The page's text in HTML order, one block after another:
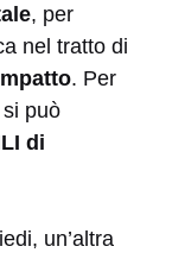
, per
nel tratto di
. Per
può
di
un’altra